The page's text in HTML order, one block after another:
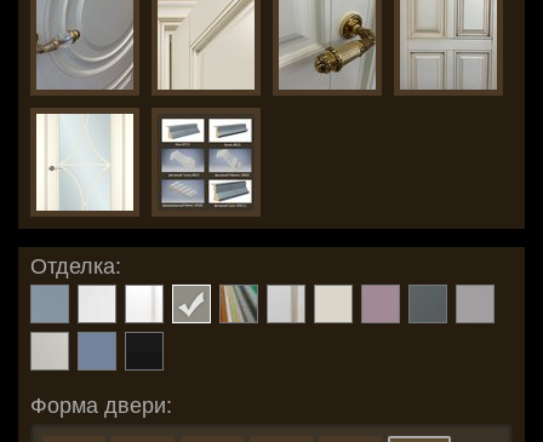
Отделка:
Форма двери: